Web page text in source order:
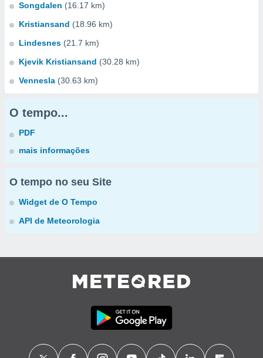
Songdalen (16.17 km)
Kristiansand (18.96 km)
Lindesnes (21.7 km)
Kjevik Kristiansand (30.28 km)
Vennesla (30.63 km)
O tempo...
PDF
mais informações
O tempo no seu Site
Widget de O Tempo
API de Meteorologia